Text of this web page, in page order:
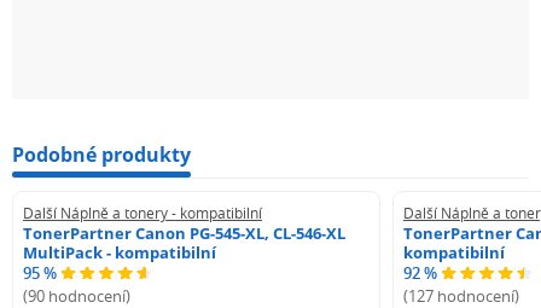
Podobné produkty
Další Náplně a tonery - kompatibilní
TonerPartner Canon PG-545-XL, CL-546-XL
MultiPack - kompatibilní
95 %
(90 hodnocení)
Další Náplně a
TonerPartner
kompatibilní
92 %
(127 hodnocení)